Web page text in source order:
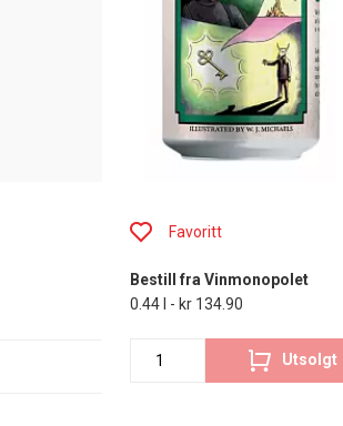
Favoritt
Bestill fra Vinmonopolet
0.44 l - kr 134.90
Utsolgt